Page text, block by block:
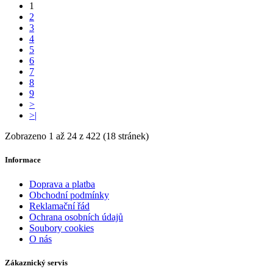
1
2
3
4
5
6
7
8
9
>
>|
Zobrazeno 1 až 24 z 422 (18 stránek)
Informace
Doprava a platba
Obchodní podmínky
Reklamační řád
Ochrana osobních údajů
Soubory cookies
O nás
Zákaznický servis